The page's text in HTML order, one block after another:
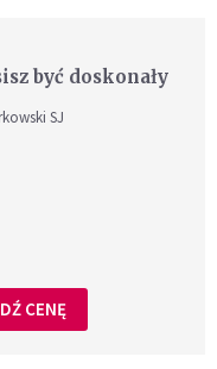
być doskonały
SJ
CENĘ